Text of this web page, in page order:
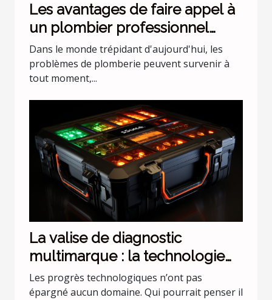
Les avantages de faire appel à
un plombier professionnel
pour les urgences nocturnes
Dans le monde trépidant d'aujourd'hui, les
problèmes de plomberie peuvent survenir à
tout moment,...
La valise de diagnostic
multimarque : la technologie
évolue !
Les progrès technologiques n’ont pas
épargné aucun domaine. Qui pourrait penser il